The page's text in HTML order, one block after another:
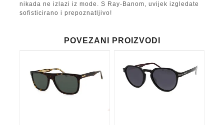
nikada ne izlazi iz mode. S Ray-Banom, uvijek izgledate
sofisticirano i prepoznatljivo!
POVEZANI PROIZVODI